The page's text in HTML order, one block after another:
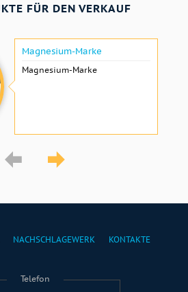
FÜR DEN VERKAUF
Magnesium-Marke
Magnesium-Marke
NACHSCHLAGEWERK KONTAKTE
Telefon